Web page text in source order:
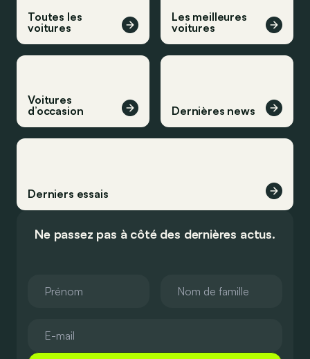
Toutes les
voitures
Les meilleures
voitures
Voitures
d’occasion
Dernières news
Derniers essais
Ne passez pas à côté des dernières actus.